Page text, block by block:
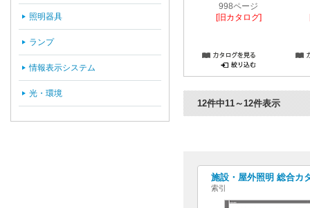
998ページ
[旧カタログ]
12件中11～12件表示
施設・屋外照明 総合カ
索引
照明器具
ランプ
情報表示システム
光・環境